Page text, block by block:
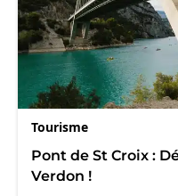
Tourisme
Pont de St Croix :
Verdon !